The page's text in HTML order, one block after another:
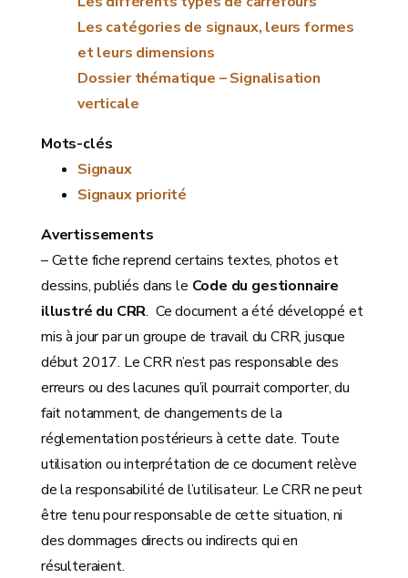
Les catégories de signaux, leurs formes
et leurs dimensions
Dossier thématique – Signalisation
verticale
Mots-clés
Signaux
Signaux priorité
Avertissements
– Cette fiche reprend certains textes, photos et
dessins, publiés dans le Code du gestionnaire
illustré du CRR. Ce document a été développé et
mis à jour par un groupe de travail du CRR, jusque
début 2017. Le CRR n’est pas responsable des
erreurs ou des lacunes qu’il pourrait comporter, du
fait notamment, de changements de la
réglementation postérieurs à cette date. Toute
utilisation ou interprétation de ce document relève
de la responsabilité de l’utilisateur. Le CRR ne peut
être tenu pour responsable de cette situation, ni
des dommages directs ou indirects qui en
résulteraient.